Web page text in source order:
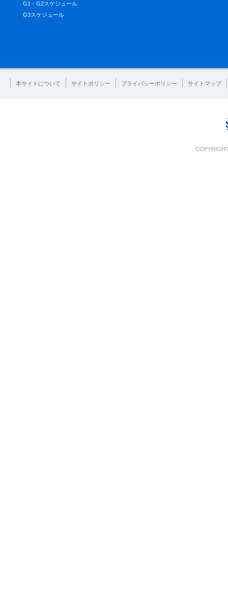
G1・G2スケジュール
G3スケジュール
本サイトについて サイトポリシー プライバシーポリシー サイトマップ